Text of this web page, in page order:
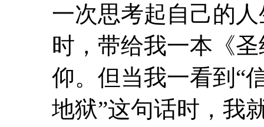
一次思考起自己的
时，带给我一本《
仰。但当我一看到“
地狱”这句话时，我